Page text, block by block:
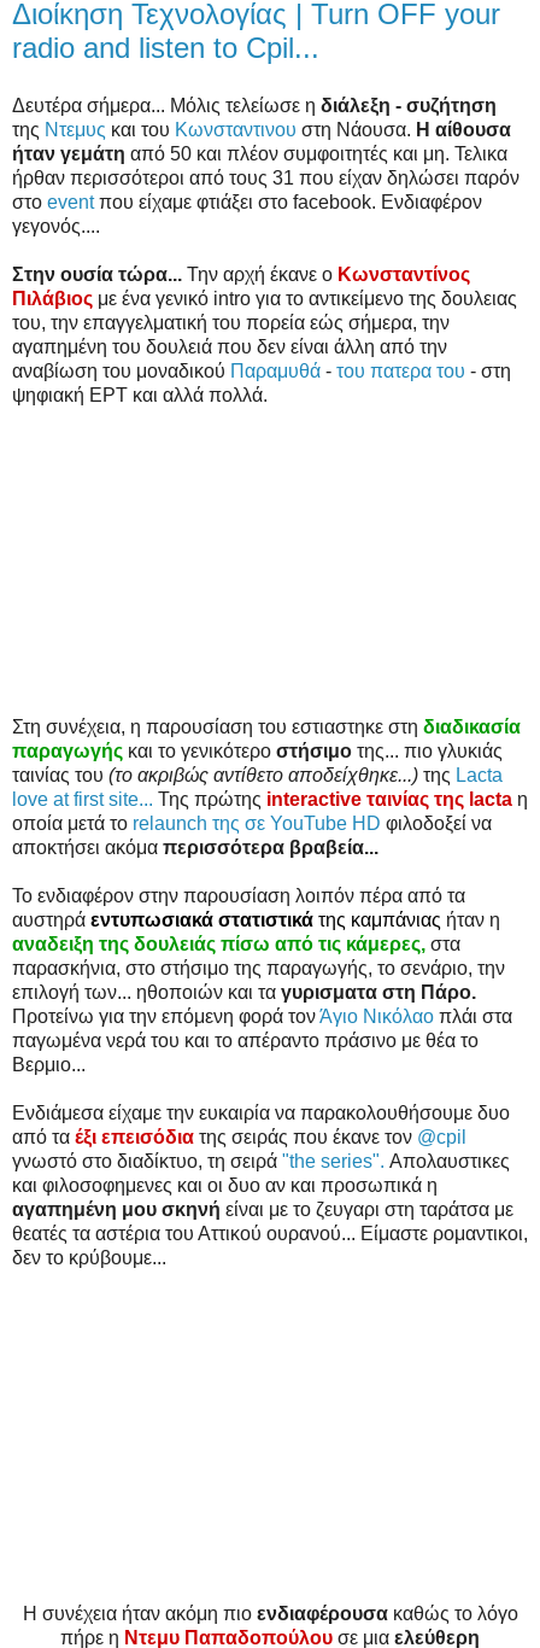
Διοίκηση Τεχνολογίας | Turn OFF your
radio and listen to Cpil...
Δευτέρα σήμερα... Μόλις τελείωσε η διάλεξη - συζήτηση
της Ντεμυς και του Κωνσταντινου στη Νάουσα. Η αίθουσα
ήταν γεμάτη από 50 και πλέον συμφοιτητές και μη. Τελικα
ήρθαν περισσότεροι από τους 31 που είχαν δηλώσει παρόν
στο eventπου είχαμε φτιάξει στο facebook. Ενδιαφέρον
γεγονός....
Στην ουσία τώρα... Την αρχή έκανε ο Κωνσταντίνος
Πιλάβιος με ένα γενικό intro για το αντικείμενο της δουλειας
του, την επαγγελματική του πορεία εώς σήμερα, την
αγαπημένη του δουλειά που δεν είναι άλλη από την
αναβίωση του μοναδικού Παραμυθά - του πατερα του - στη
ψηφιακή ΕΡΤ και αλλά πολλά.
Στη συνέχεια, η παρουσίαση του εστιαστηκε στη διαδικασία
παραγωγής και το γενικότερο στήσιμο της... πιο γλυκιάς
ταινίας του (το ακριβώς αντίθετο αποδείχθηκε...) της Lacta
love at first site... Της πρώτης interactive ταινίας της lacta η
οποία μετά το relaunch της σε YouTube HD φιλοδοξεί να
αποκτήσει ακόμα περισσότερα βραβεία...
Το ενδιαφέρον στην παρουσίαση λοιπόν πέρα από τα
αυστηρά εντυπωσιακά στατιστικά της καμπάνιας ήταν η
αναδειξη της δουλειάς πίσω από τις κάμερες, στα
παρασκήνια, στο στήσιμο της παραγωγής, το σενάριο, την
επιλογή των... ηθοποιών και τα γυρισματα στη Πάρο.
Προτείνω για την επόμενη φορά τονΆγιο Νικόλαο πλάι στα
παγωμένα νερά του και το απέραντο πράσινο με θέα το
Βερμιο...
Ενδιάμεσα είχαμε την ευκαιρία να παρακολουθήσουμε δυο
από τα έξι επεισόδια της σειράς που έκανε τον @cpil
γνωστό στο διαδίκτυο, τη σειρά "the series". Απολαυστικες
και φιλοσοφημενες και οι δυο αν και προσωπικά η
αγαπημένη μου σκηνή είναι με το ζευγαρι στη ταράτσα με
θεατές τα αστέρια του Αττικού ουρανού... Είμαστε ρομαντικοι,
δεν το κρύβουμε...
Η συνέχεια ήταν ακόμη πιο ενδιαφέρουσα καθώς το λόγο
πήρε η Ντεμυ Παπαδοπούλου σε μια ελεύθερη